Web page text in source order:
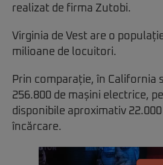
realizat de firma Zutobi.
Virginia de Vest are o
milioane de locuitori.
Prin comparație, în California
256.800 de mașini electrice,
disponibile aproximativ
încărcare.